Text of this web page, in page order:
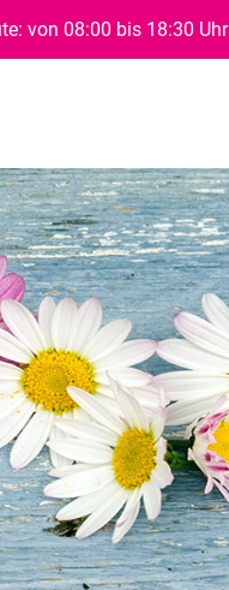
von 08:00 bis 18:30 Uhr